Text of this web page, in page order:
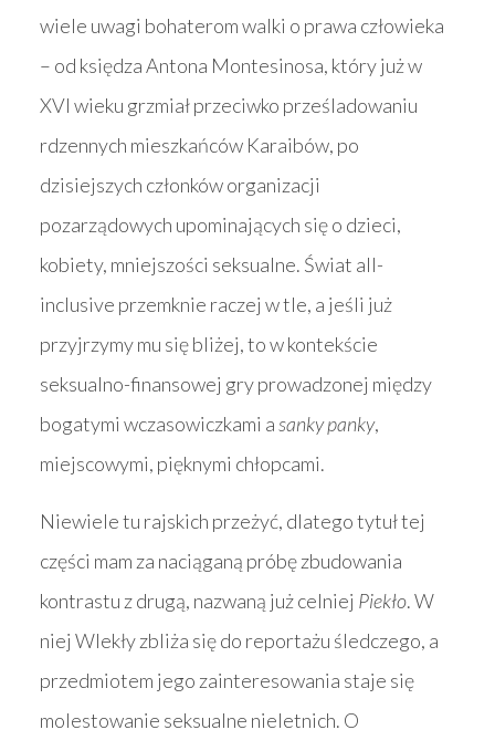
wiele uwagi bohaterom walki o prawa człowieka
– od księdza Antona Montesinosa, który już w
XVI wieku grzmiał przeciwko prześladowaniu
rdzennych mieszkańców Karaibów, po
dzisiejszych członków organizacji
pozarządowych upominających się o dzieci,
kobiety, mniejszości seksualne. Świat all-
inclusive przemknie raczej w tle, a jeśli już
przyjrzymy mu się bliżej, to w kontekście
seksualno-finansowej gry prowadzonej między
bogatymi wczasowiczkami asanky panky,
miejscowymi, pięknymi chłopcami.
Niewiele tu rajskich przeżyć, dlatego tytuł tej
części mam za naciąganą próbę zbudowania
kontrastu z drugą, nazwaną już celniej Piekło. W
niej Wlekły zbliża się do reportażu śledczego, a
przedmiotem jego zainteresowania staje się
molestowanie seksualne nieletnich. O